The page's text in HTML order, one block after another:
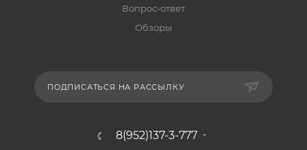
Вопрос-ответ
Обзоры
ПОДПИСАТЬСЯ НА РАССЫЛКУ
8(952)137-3-777